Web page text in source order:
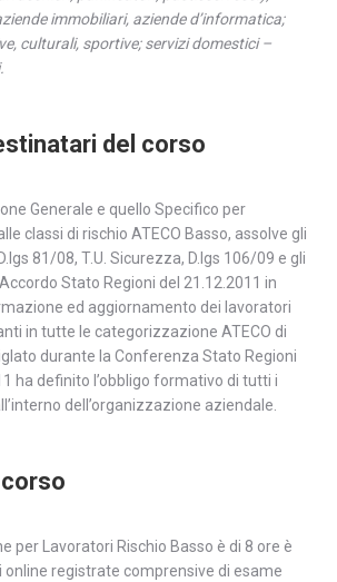
immobiliari, aziende d’informatica;
culturali, sportive; servizi domestici –
del corso
Generale e quello Specifico per
classi di rischio ATECO Basso, assolve gli
81/08, T.U. Sicurezza, D.lgs 106/09 e gli
Stato Regioni del 21.12.2011 in
ed aggiornamento dei lavoratori
in tutte le categorizzazione ATECO di
durante la Conferenza Stato Regioni
ha definito l’obbligo formativo di tutti i
dell’organizzazione aziendale.
per Lavoratori Rischio Basso è di 8 ore è
online registrate comprensive di esame